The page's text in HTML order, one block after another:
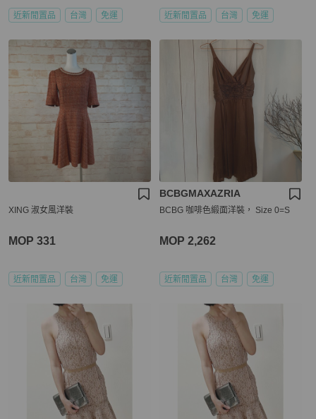
近新閒置品 台灣 免運 近新閒置品 台灣 免運
XING 淑女風洋裝
MOP 331
近新閒置品 台灣 免運
BCBGMAXAZRIA
BCBG 咖啡色緞面洋裝， Size 0=S
MOP 2,262
近新閒置品 台灣 免運